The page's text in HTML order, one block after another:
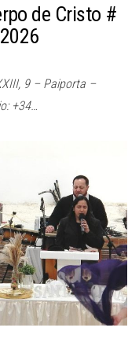
de Cristo #
9 – Paiporta –
+34…